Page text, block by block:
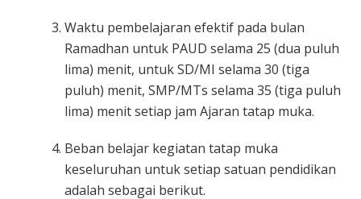
Waktu pembelajaran efektif pada bulan
Ramadhan untuk PAUD selama 25 (dua puluh
lima) menit, untuk SD/MI selama 30 (tiga
puluh) menit, SMP/MTs selama 35 (tiga puluh
lima) menit setiap jam Ajaran tatap muka.
Beban belajar kegiatan tatap muka
keseluruhan untuk setiap satuan pendidikan
adalah sebagai berikut.